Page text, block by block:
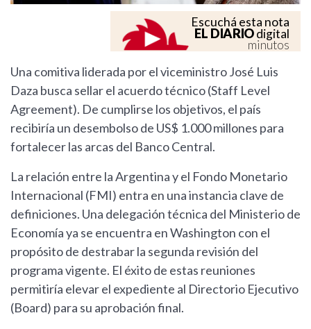
Escuchá esta nota
EL DIARIOdigital
minutos
Una comitiva liderada por el viceministro José Luis
Daza busca sellar el acuerdo técnico (Staff Level
Agreement). De cumplirse los objetivos, el país
recibiría un desembolso de US$ 1.000 millones para
fortalecer las arcas del Banco Central.
La relación entre la Argentina y el Fondo Monetario
Internacional (FMI) entra en una instancia clave de
definiciones. Una delegación técnica del Ministerio de
Economía ya se encuentra en Washington con el
propósito de destrabar la segunda revisión del
programa vigente. El éxito de estas reuniones
permitiría elevar el expediente al Directorio Ejecutivo
(Board) para su aprobación final.